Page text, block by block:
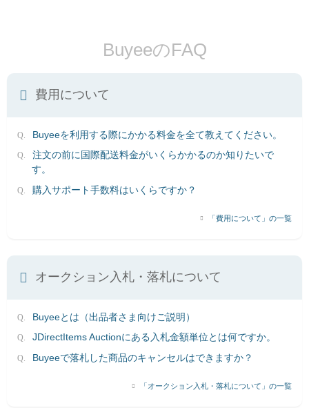
BuyeeのFAQ
費用について
Buyeeを利用する際にかかる料金を全て教えてください。
注文の前に国際配送料金がいくらかかるのか知りたいで
す。
購入サポート手数料はいくらですか？
「費用について」の一覧
オークション入札・落札について
Buyeeとは（出品者さま向けご説明）
JDirectItems Auctionにある入札金額単位とは何ですか。
Buyeeで落札した商品のキャンセルはできますか？
「オークション入札・落札について」の一覧